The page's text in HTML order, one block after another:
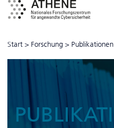
Start > Forschung > Publikationen